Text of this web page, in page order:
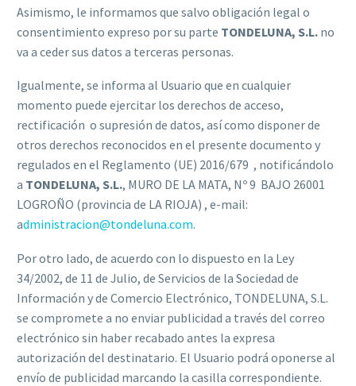
Asimismo, le informamos que salvo obligación legal o
consentimiento expreso por su parte TONDELUNA, S.L. no
va a ceder sus datos a terceras personas.
Igualmente, se informa al Usuario que en cualquier
momento puede ejercitar los derechos de acceso,
rectificación o supresión de datos, así como disponer de
otros derechos reconocidos en el presente documento y
regulados en el Reglamento (UE) 2016/679 , notificándolo
a TONDELUNA, S.L., MURO DE LA MATA, Nº 9 BAJO 26001
LOGROÑO (provincia de LA RIOJA) , e-mail:
administracion@tondeluna.com.
Por otro lado, de acuerdo con lo dispuesto en la Ley
34/2002, de 11 de Julio, de Servicios de la Sociedad de
Información y de Comercio Electrónico, TONDELUNA, S.L.
se compromete a no enviar publicidad a través del correo
electrónico sin haber recabado antes la expresa
autorización del destinatario. El Usuario podrá oponerse al
envío de publicidad marcando la casilla correspondiente.